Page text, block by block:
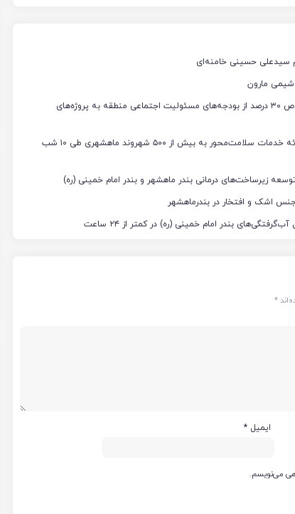
سیدعلی حسینی خامنه‌ای
مارون
تحقق الگوی «توسعه متوازن» در پتروشیمی بندرامام / اختصاص ۳۰ درصد از بودجه‌های مسئولیت اجتماعی منطقه به پروژه‌های
رئیس بهداشت و درمان صنعت نفت بندر ماهشهر خبر داد: ارائه خدمات سلامت‌محور به بیش از ۵۰۰ شهروند ماهشهری طی ۱۰ شب
زیرساخت‌های درمانی بندر ماهشهر و بندر امام خمینی (ره)
اشک و افتخار در بندرماهشهر
بندر امام خمینی (ره) در کمتر از ۲۴ ساعت
*
ایمیل *
می‌نویسم.